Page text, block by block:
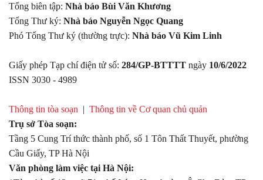
Tổng biên tập: Nhà báo Bùi Văn Khương
Tổng Thư ký: Nhà báo Nguyễn Ngọc Quang
Phó Tổng Thư ký (thường trực): Nhà báo Vũ Kim Linh
Giấy phép Tạp chí điện tử số: 284/GP-BTTTT ngày 10/6/2022
ISSN 3030 - 4989
Thông tin tòa soạn | Thông tin về Cơ quan chủ quản
Trụ sở Tòa soạn:
Tầng 5 Cung Trí thức thành phố, số 1 Tôn Thất Thuyết, phường
Cầu Giấy, TP Hà Nội
Văn phòng làm việc tại Hà Nội: